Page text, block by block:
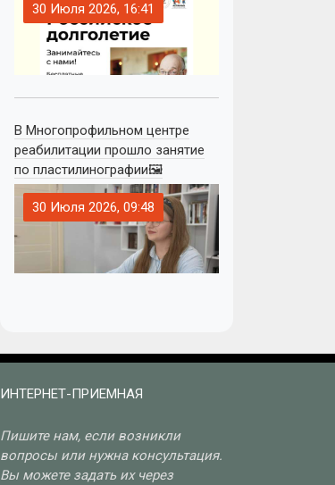
30 Июля 2026, 16:41
В Многопрофильном центре
реабилитации прошло занятие
по пластилинографии🖼
30 Июля 2026, 09:48
ИНТЕРНЕТ-ПРИЕМНАЯ
Пишите нам, если возникли
вопросы или нужна консультация.
Вы можете задать их через